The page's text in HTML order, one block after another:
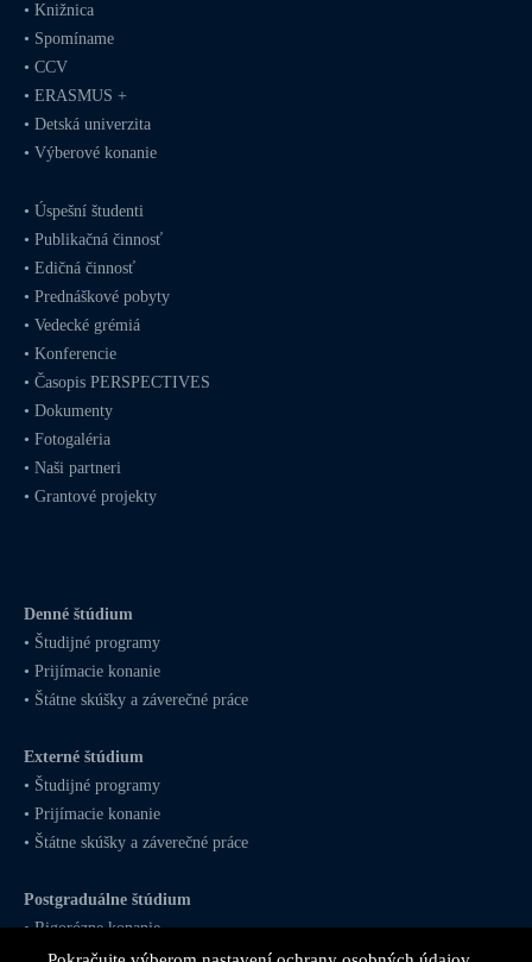
• Knižnica
• Spomíname
•CCV
•ERASMUS +
•Detská univerzita
•Výberové konanie
•Úspešní študenti
•Publikačná činnosť
•Edičná činnosť
•Prednáškové pobyty
•Vedecké grémiá
•Konferencie
• Časopis PERSPECTIVES
•Dokumenty
•Fotogaléria
•Naši partneri
•Grantové projekty
Denné štúdium
• Študijné programy
•Prijímacie konanie
• Štátne skúšky a záverečné práce
Externé štúdium
• Študijné programy
•Prijímacie konanie
• Štátne skúšky a záverečné práce
Postgraduálne štúdium
•Rigorózne konanie